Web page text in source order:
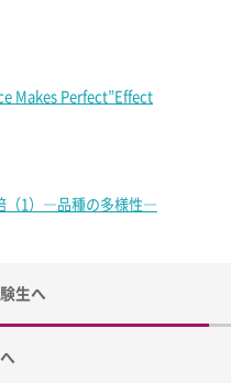
生へ
Makes Perfect”Effect
（1）―品種の多様性―